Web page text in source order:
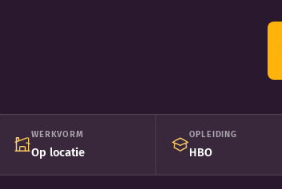
WERKVORM
Op locatie
OPLEIDING
HBO